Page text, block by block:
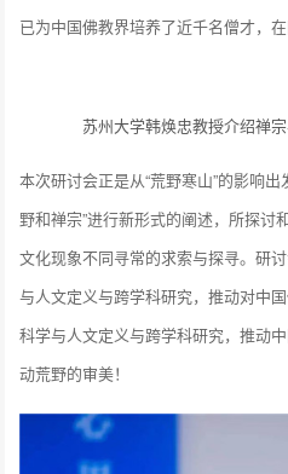
已为中国佛教界培养了近千名僧才，
苏州大学韩焕忠教授介绍禅
本次研讨会正是从“荒野寒山”的影响
野和禅宗”进行新形式的阐述，所探讨
文化现象不同寻常的求索与探寻。研
与人文定义与跨学科研究，推动对中
科学与人文定义与跨学科研究，推动
动荒野的审美！